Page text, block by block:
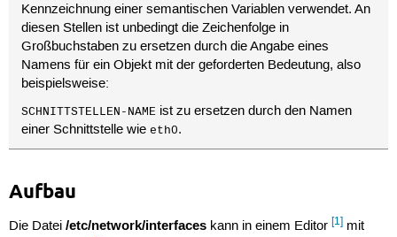
Kennzeichnung einer semantischen Variablen verwendet. An
diesen Stellen ist unbedingt die Zeichenfolge in
Großbuchstaben zu ersetzen durch die Angabe eines
Namens für ein Objekt mit der geforderten Bedeutung, also
beispielsweise:
SCHNITTSTELLEN-NAME ist zu ersetzen durch den Namen
einer Schnittstelle wieeth0.
Aufbau
Die Datei /etc/network/interfaceskann in einem Editor [1]mit